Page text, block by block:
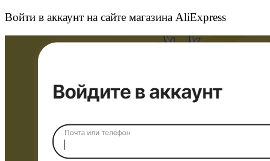
Войти в аккаунт на сайте магазина AliExpress